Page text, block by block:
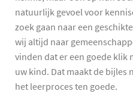
natuurlijk gevoel voor
zoek gaan naar een
wij altijd naar
vinden dat er een goede klik
uw kind. Dat maakt de bijles
het leerproces ten goede.